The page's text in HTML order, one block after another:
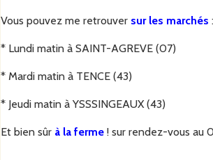
Vous pouvez me retrouver sur les marchés :
* Lundi matin à SAINT-AGREVE (07)
* Mardi matin à TENCE (43)
* Jeudi matin à YSSSINGEAUX (43)
Et bien sûr à la ferme ! sur rendez-vous au